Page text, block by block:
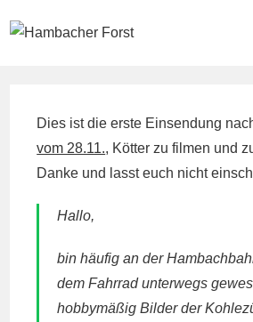
Inhalt
Dies ist die erste Einsendung
vom 28.11., Kötter zu filmen und
Danke und lasst euch nicht
Hallo,
bin häufig an der
dem Fahrrad unterwegs
hobbymäßig Bilder der